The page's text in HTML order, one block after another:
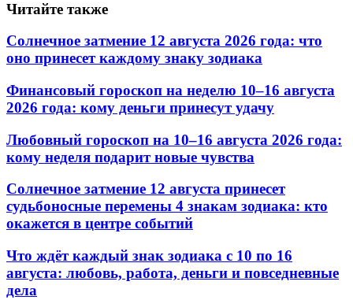
Читайте также
Солнечное затмение 12 августа 2026 года: что
оно принесет каждому знаку зодиака
Финансовый гороскоп на неделю 10–16 августа
2026 года: кому деньги принесут удачу
Любовный гороскоп на 10–16 августа 2026 года:
кому неделя подарит новые чувства
Солнечное затмение 12 августа принесет
судьбоносные перемены 4 знакам зодиака: кто
окажется в центре событий
Что ждёт каждый знак зодиака с 10 по 16
августа: любовь, работа, деньги и повседневные
дела